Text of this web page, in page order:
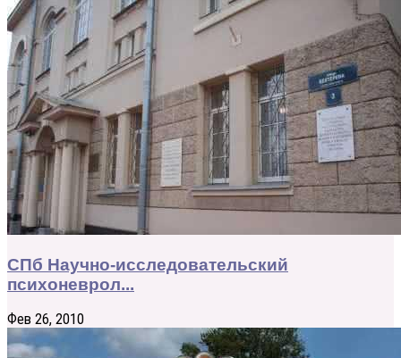
СПб Научно-исследовательский
психоневрол...
Фев 26, 2010